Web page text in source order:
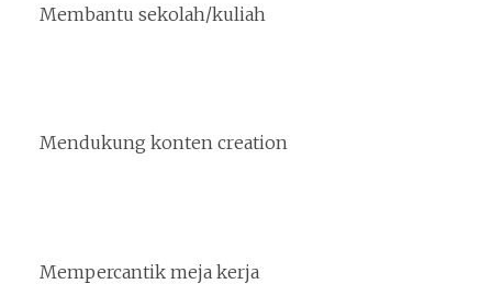
Membantu sekolah/kuliah
Mendukung konten creation
Mempercantik meja kerja